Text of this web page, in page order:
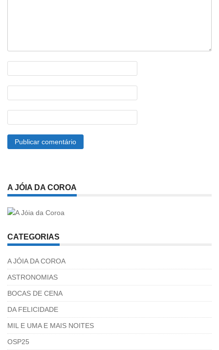
A JÓIA DA COROA
CATEGORIAS
A JÓIA DA COROA
ASTRONOMIAS
BOCAS DE CENA
DA FELICIDADE
MIL E UMA E MAIS NOITES
OSP25